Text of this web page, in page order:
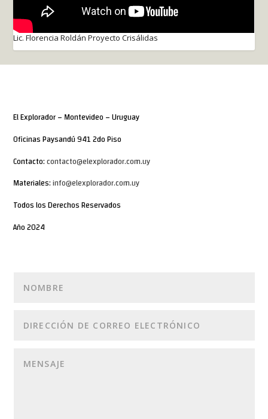
Lic. Florencia Roldán Proyecto Crisálidas
El Explorador – Montevideo – Uruguay
Oficinas Paysandú 941 2do Piso
Contacto:contacto@elexplorador.com.uy
Materiales:info@elexplorador.com.uy
Todos los Derechos Reservados
Año 2024